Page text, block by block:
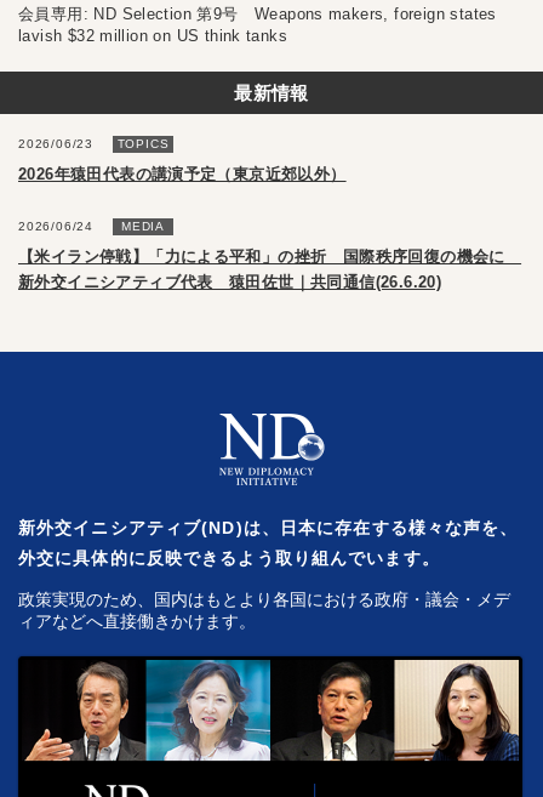
会員専用: ND Selection 第9号 Weapons makers, foreign states
lavish $32 million on US think tanks
最新情報
2026/06/23 TOPICS
2026年猿田代表の講演予定（東京近郊以外）
2026/06/24 MEDIA
【米イラン停戦】「力による平和」の挫折 国際秩序回復の機会に
新外交イニシアティブ代表 猿田佐世｜共同通信(26.6.20)
新外交イニシアティブ(ND)は、日本に存在する様々な声を、
外交に具体的に反映できるよう取り組んでいます。
政策実現のため、国内はもとより各国における政府・議会・メデ
ィアなどへ直接働きかけます。